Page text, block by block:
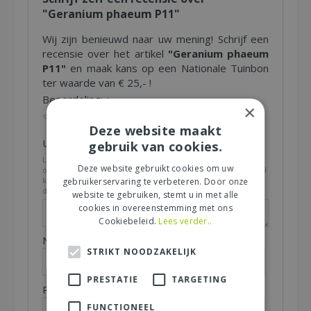
"Geranium phaeum P11"
Wij zijn benieuwd naar uw mening! Schrijf een
recensie over het artikel "Geranium phaeum
P11" en maak kans op een Nationale Tuinbon
ter waarde van € 25,- !
Beoordeling:*
Uw mening over dit product:*
Let op: deze recensie gaat over het product en niet over
ons tuincentrum, de service of levering van uw bestelling. U
kunt bijvoorbeeld in gaan op de kwaliteit van het product,
de look & feel en belangrijke eigenschappen.
Naam (zichtbaar op website):
Plaats (zichtbaar op website):
×
Deze website maakt
gebruik van cookies.
Deze website gebruikt cookies om uw
gebruikerservaring te verbeteren. Door onze
website te gebruiken, stemt u in met alle
cookies in overeenstemming met ons
Cookiebeleid. Lees verder..
STRIKT NOODZAKELIJK
PRESTATIE TARGETING
FUNCTIONEEL